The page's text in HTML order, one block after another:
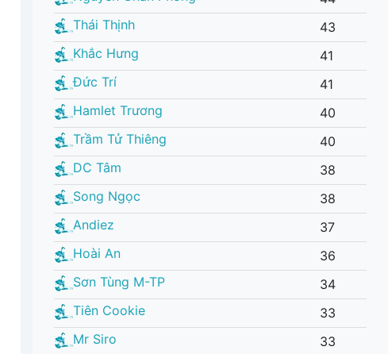
Thái Thịnh
43
Khắc Hưng
41
Đức Trí
41
Hamlet Trương
40
Trầm Tử Thiêng
40
DC Tâm
38
Song Ngọc
38
Andiez
37
Hoài An
36
Sơn Tùng M-TP
34
Tiên Cookie
33
Mr Siro
33